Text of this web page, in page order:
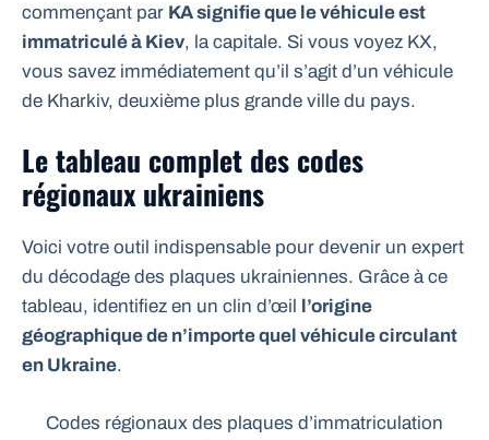
commençant par KA signifie que le véhicule est
immatriculé à Kiev, la capitale. Si vous voyez KX,
vous savez immédiatement qu’il s’agit d’un véhicule
de Kharkiv, deuxième plus grande ville du pays.
Le tableau complet des codes
régionaux ukrainiens
Voici votre outil indispensable pour devenir un expert
du décodage des plaques ukrainiennes. Grâce à ce
tableau, identifiez en un clin d’œil l’origine
géographique de n’importe quel véhicule circulant
en Ukraine.
Codes régionaux des plaques d’immatriculation